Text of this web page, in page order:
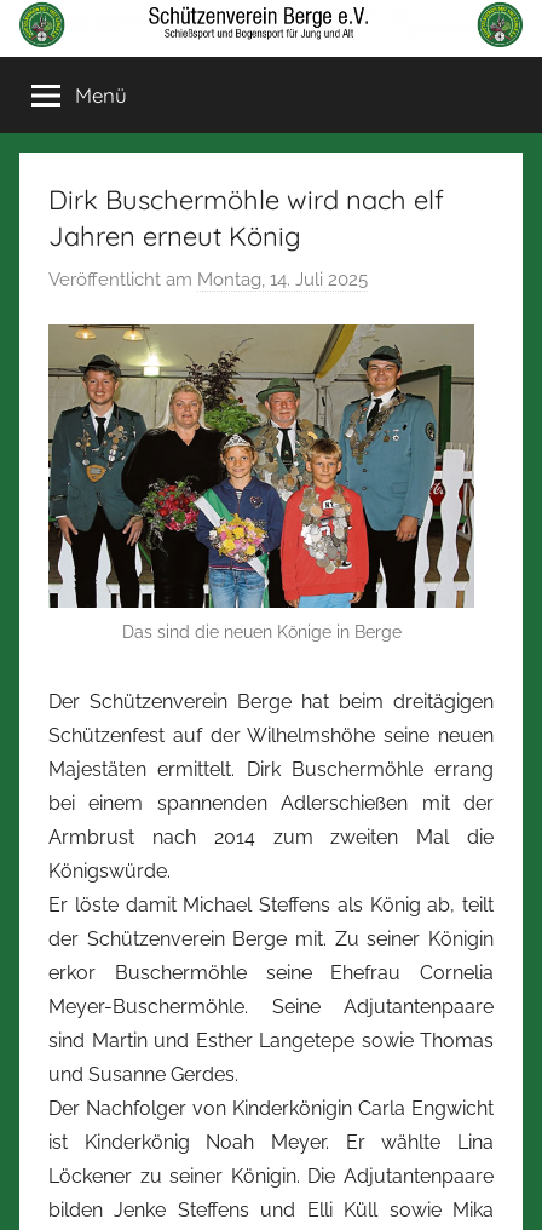
Zum
Inhalt
springenSchützenverein
Berge
und
Bogensport
für
Jung
Menü
Dirk Buschermöhle wird nach elf
Jahren erneut König
Veröffentlicht am Montag, 14. Juli 2025
n
N
o
r
r
t
Z
i
m
a
n
Das sind die neuen Könige in Berge
Der Schützenverein Berge hat beim dreitägigen
Schützenfest auf der Wilhelmshöhe seine neuen
Majestäten ermittelt. Dirk Buschermöhle errang
bei einem spannenden Adlerschießen mit der
Armbrust nach 2014 zum zweiten Mal die
Königswürde.
Er löste damit Michael Steffens als König ab, teilt
der Schützenverein Berge mit. Zu seiner Königin
erkor Buschermöhle seine Ehefrau Cornelia
Meyer-Buschermöhle. Seine Adjutantenpaare
sind Martin und Esther Langetepe sowie Thomas
und Susanne Gerdes.
Der Nachfolger von Kinderkönigin Carla Engwicht
ist Kinderkönig Noah Meyer. Er wählte Lina
Löckener zu seiner Königin. Die Adjutantenpaare
bilden Jenke Steffens und Elli Küll sowie Mika